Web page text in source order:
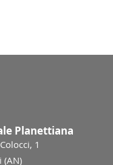
Planettiana
1
(AN)